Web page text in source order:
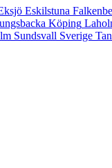
Eskilstuna
Köping
Sundsvall Sverige